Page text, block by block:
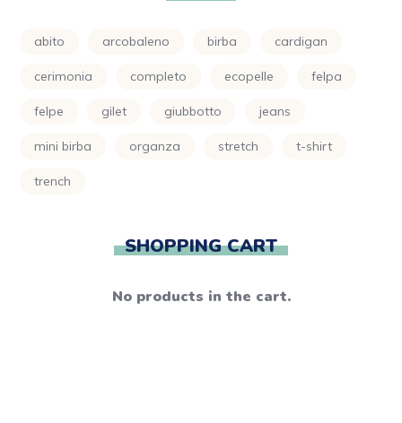
abito arcobaleno birba cardigan
cerimonia completo ecopelle felpa
felpe gilet giubbotto jeans
mini birba organza stretch t-shirt
trench
SHOPPING CART
No products in the cart.